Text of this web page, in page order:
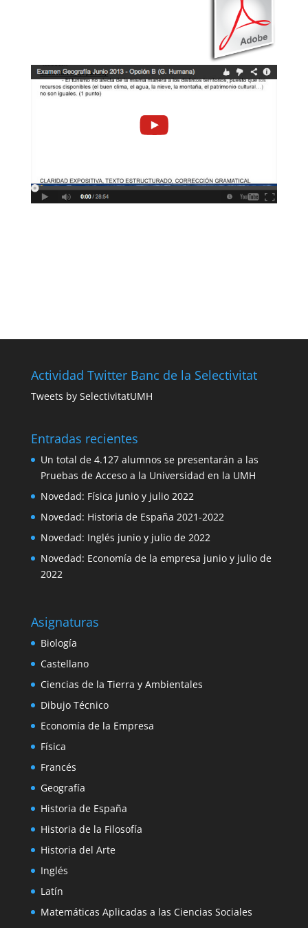
Actividad Twitter Banc de la Selectivitat
Tweets by SelectivitatUMH
Entradas recientes
Un total de 4.127 alumnos se presentarán a las
Pruebas de Acceso a la Universidad en la UMH
Novedad: Física junio y julio 2022
Novedad: Historia de España 2021-2022
Novedad: Inglés junio y julio de 2022
Novedad: Economía de la empresa junio y julio de
2022
Asignaturas
Biología
Castellano
Ciencias de la Tierra y Ambientales
Dibujo Técnico
Economía de la Empresa
Física
Francés
Geografía
Historia de España
Historia de la Filosofía
Historia del Arte
Inglés
Latín
Matemáticas Aplicadas a las Ciencias Sociales